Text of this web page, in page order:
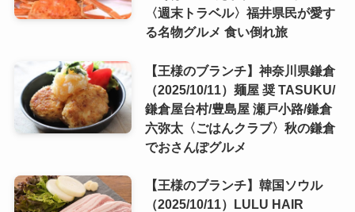
〈週末トラベル〉福井県民が愛す
る名物グルメ 食い倒れ旅
【王様のブランチ】神奈川県鎌倉
（2025/10/11）麺屋 奨 TASUKU/
鎌倉屋台村/豊島屋 瀬戸小路/鎌倉
六弥太〈ごはんクラブ〉秋の鎌倉
でおさんぽグルメ
【王様のブランチ】韓国ソウル
（2025/10/11）LULU HAIR